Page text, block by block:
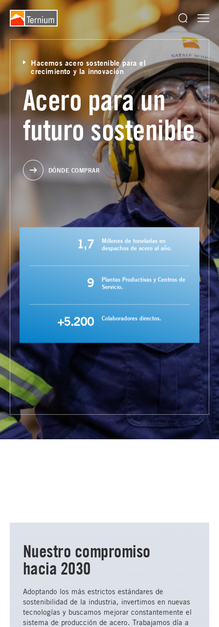
Hacemos acero sostenible para el
crecimiento y la innovación
Acero para un
futuro sostenible
DÓNDE COMPRAR
1,7
Millones de toneladas en
despachos de acero al año.
9
Plantas Productivas y Centros de
Servicio.
+5.200 Colaboradores directos.
Nuestro compromiso
hacia 2030
Adoptando los más estrictos estándares de
sostenibilidad de la industria, invertimos en nuevas
tecnologías y buscamos mejorar constantemente el
sistema de producción de acero. Trabajamos día a